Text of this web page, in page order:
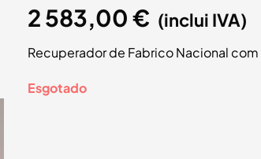
2 583,00€ (inclui IVA)
Recuperador de Fabrico Nacional
Esgotado